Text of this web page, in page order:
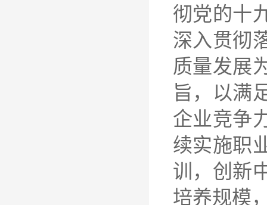
彻党的十
深入贯彻
质量发展
旨，以满
企业竞争
续实施职
训，创新
培养规模